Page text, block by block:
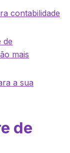
contabilidade
de
mais
a sua
de